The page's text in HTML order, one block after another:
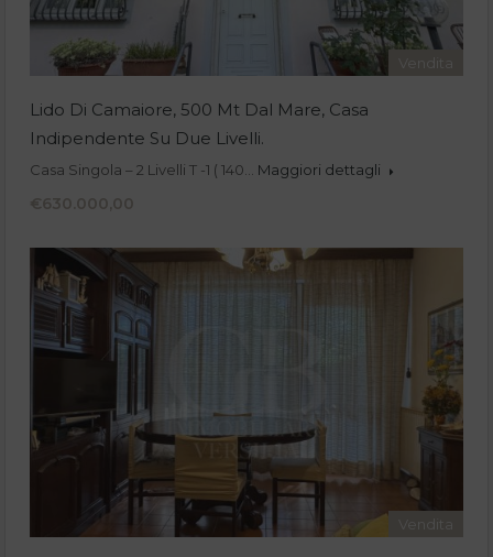
Vendita
Lido Di Camaiore, 500 Mt Dal Mare, Casa
Indipendente Su Due Livelli.
Casa Singola – 2 Livelli T -1 ( 140… Maggiori dettagli
€630.000,00
Vendita